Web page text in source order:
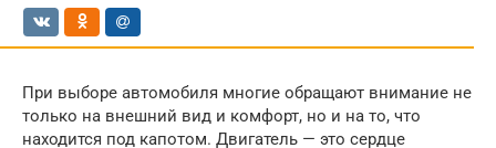
При выборе автомобиля многие обращают внимание не
только на внешний вид и комфорт, но и на то, что
находится под капотом. Двигатель — это сердце